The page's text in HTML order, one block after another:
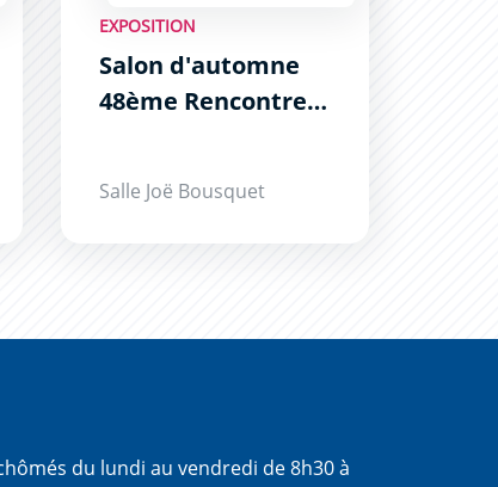
EXPOSITION
Salon d'automne
48ème Rencontre
Salle Joë Bousquet
du lundi au vendredi de 8h30 à